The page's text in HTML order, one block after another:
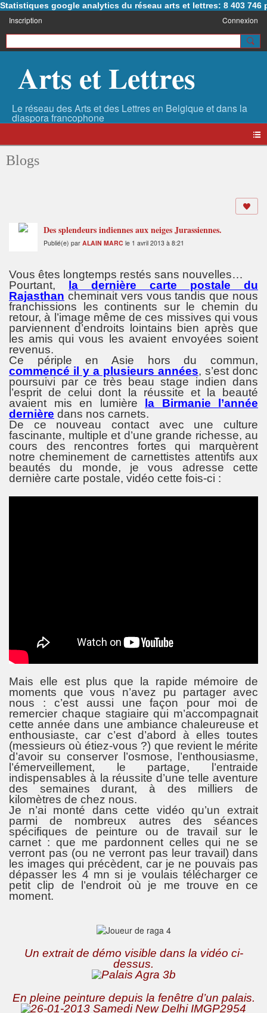
Statistiques google analytics du réseau arts et lettres: 8 403 746
Inscription Connexion
Arts et Lettres
Blogs
Des splendeurs indiennes aux neiges Jurassiennes.
Publié(e) par ALAIN MARC le 1 avril 2013 à 8:21
Vous êtes longtemps restés sans nouvelles…
Pourtant,
la dernière carte postale du
Rajasthan cheminait vers vous tandis que nous
franchissions les continents sur le chemin du
retour, à l’image même de ces missives qui vous
parviennent d’endroits lointains bien après que
les amis qui vous les avaient envoyées soient
revenus.
Ce périple en Asie hors du commun,
commencé il y a plusieurs années, s’est donc
poursuivi par ce très beau stage indien dans
l’esprit de celui dont la réussite et la beauté
avaient mis en lumière
la Birmanie l’année
dernière dans nos carnets.
De ce nouveau contact avec une culture
fascinante, multiple et d’une grande richesse, au
cours des rencontres fortes qui marquèrent
notre cheminement de carnettistes attentifs aux
beautés du monde, je vous adresse cette
dernière carte postale, vidéo cette fois-ci :
Mais elle est plus que la rapide mémoire de
moments que vous n’avez pu partager avec
nous : c’est aussi une façon pour moi de
remercier chaque stagiaire qui m’accompagnait
cette année dans une ambiance chaleureuse et
enthousiaste, car c’est d’abord à elles toutes
(messieurs où étiez-vous ?) que revient le mérite
d’avoir su conserver l’osmose, l’enthousiasme,
l’émerveillement, le partage, l’entraide
indispensables à la réussite d’une telle aventure
des semaines durant, à des milliers de
kilomètres de chez nous.
Je n’ai monté dans cette vidéo qu’un extrait
parmi de nombreux autres des séances
spécifiques de peinture ou de travail sur le
carnet : que me pardonnent celles qui ne se
verront pas (ou ne verront pas leur travail) dans
les images qui précèdent, car je ne pouvais pas
dépasser les 4 mn si je voulais télécharger ce
petit clip de l’endroit où je me trouve en ce
moment.
Un extrait de démo visible dans la vidéo ci-
dessus.
En pleine peinture depuis la fenêtre d’un palais.